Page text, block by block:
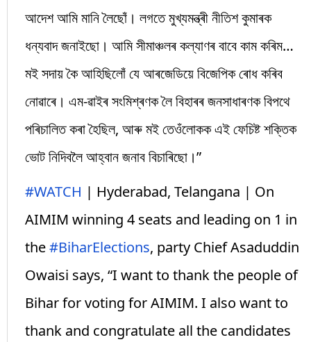
আদেশ আমি মানি লৈছোঁ। লগতে মুখ্যমন্ত্ৰী নীতিশ কুমাৰক
ধন্যবাদ জনাইছো। আমি সীমাঞ্চলৰ কল্যাণৰ বাবে কাম কৰিম…
মই সদায় কৈ আহিছিলোঁ যে আৰজেডিয়ে বিজেপিক ৰোধ কৰিব
নোৱাৰে। এম-ৱাইৰ সংমিশ্ৰণক লৈ বিহাৰৰ জনসাধাৰণক বিপথে
পৰিচালিত কৰা হৈছিল, আৰু মই তেওঁলোকক এই ফেচিষ্ট শক্তিক
ভোট নিদিবলৈ আহ্বান জনাব বিচাৰিছো।”
#WATCH | Hyderabad, Telangana | On
AIMIM winning 4 seats and leading on 1 in
the#BiharElections, party Chief Asaduddin
Owaisi says, “I want to thank the people of
Bihar for voting for AIMIM. I also want to
thank and congratulate all the candidates